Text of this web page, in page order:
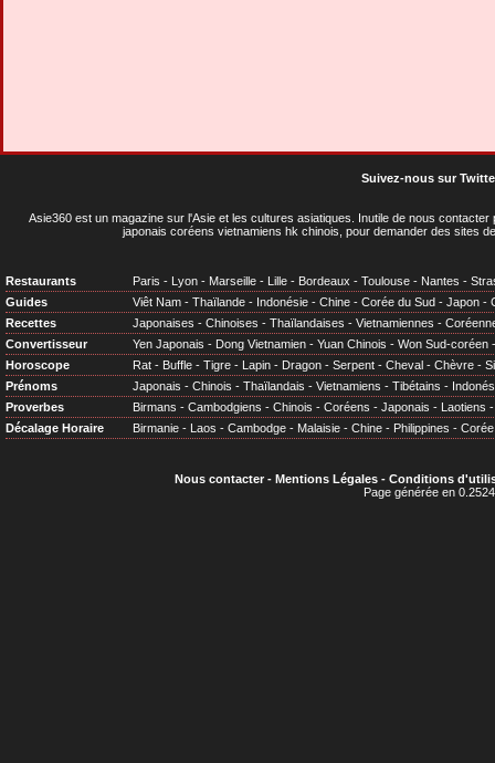
Suivez-nous sur
Asie360 est un magazine sur l'Asie et les cultures asiatiques . Inutile de nous
japonais coréens vietnamiens hk chinois, pour demander des sites
Restaurants Paris - Lyon - Marseille - Lille - Bordeaux - Toulouse - Nantes -
Guides
Viêt Nam - Thaïlande - Indonésie - Chine - Corée du Sud - Japon -
Recettes
Japonaises - Chinoises - Thaïlandaises - Vietnamiennes -
Convertisseur
Yen Japonais - Dong Vietnamien - Yuan Chinois - Won Sud-coréen
Horoscope
Rat - Buffle - Tigre - Lapin - Dragon - Serpent - Cheval - Chèvre -
Prénoms
Japonais - Chinois - Thaïlandais - Vietnamiens - Tibétains -
Proverbes
Birmans - Cambodgiens - Chinois - Coréens - Japonais - Laotiens
Décalage Horaire
Birmanie - Laos - Cambodge - Malaisie - Chine - Philippines - Corée
Nous contacter- Mentions Légales- Conditions
Page générée en